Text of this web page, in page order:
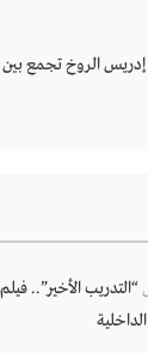
الروخ تجمع بين
“التدريب الأخير”..